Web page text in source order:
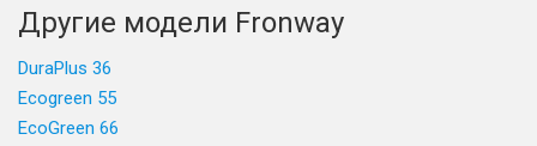
Другие модели Fronway
DuraPlus 36
Ecogreen 55
EcoGreen 66